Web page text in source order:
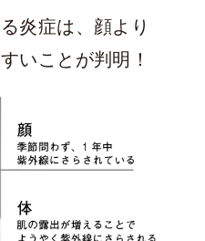
炎症は、顔より
いことが判明！